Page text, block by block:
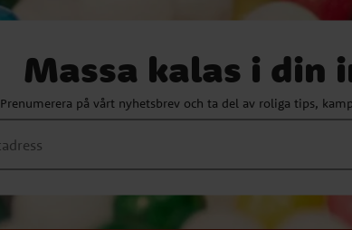
Massa kalas i din
Prenumerera på vårt nyhetsbrev och ta del av roliga tips,